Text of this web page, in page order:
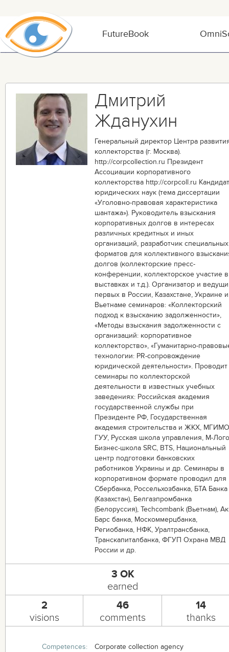
FutureBook
Дмитрий
Жданухин
Генеральный директор Центра
коллекторства (г. Москва).
http://corpcollection.ru Президент
Ассоциации корпоративного
коллекторства http://corpcoll.ru Кандидат
юридических наук (тема диссертации
«Уголовно-правовая характеристика
шантажа»). Руководитель взыскания
корпоративных долгов в интересах
различных кредитных и иных
организаций, разработчик специальных
форматов для коллективного
долгов (коллекторские пресс-
конференции, коллекторское участие в
выставках и т.д.). Организатор и
первых в России, Казахстане, Украине и
Вьетнаме семинаров: «Коллекторский
подход к взысканию задолженности»,
«Методы взыскания задолженности с
организаций: корпоративное
коллекторство», «Гуманитарно-
технологии: PR-сопровождение
юридической деятельности». Проводит
семинары по коллекторской
деятельности в известных учебных
заведениях: Российская академия
государственной службы при
Президенте РФ, Государственная
академия строительства и ЖКХ,
ГУУ, Русская школа управления, М-
Бизнес-школа SRC, BTS, Национальный
центр подготовки банковских
работников Украины и др. Семинары в
корпоративном формате проводил для
Сбербанка, Россельхозбанка, БТА Банка
(Казахстан), Белгазпромбанка
(Белоруссия), Techcombank (Вьетнам), Ак
Барс банка, Москоммерцбанка,
Региобанка, НФК, Уралтрансбанка,
Транскапиталбанка, ФГУП Охрана МВД
России и др.
3 OK
earned
2
visions
46
comments
14
thanks
Competences:
Corporate collection agency